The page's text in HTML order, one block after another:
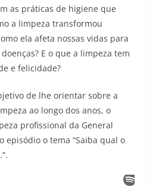
as práticas de higiene que
a limpeza transformou
ela afeta nossas vidas para
E o que a limpeza tem
e felicidade?
de lhe orientar sobre a
ao longo dos anos, o
profissional da General
episódio o tema “Saiba qual o